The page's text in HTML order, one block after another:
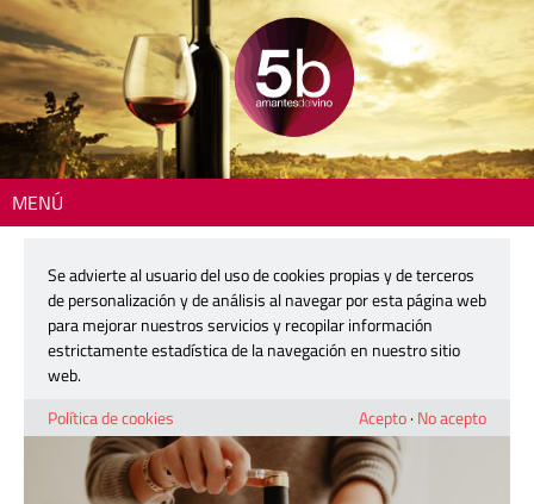
MENÚ
Veterum Tinajas
Coviñas celebra el Día Mundial del
Vino Tinto con Veterum Tinajas
27 noviembre, 2024
Se advierte al usuario del uso de cookies propias y de terceros
de personalización y de análisis al navegar por esta página web
para mejorar nuestros servicios y recopilar información
estrictamente estadística de la navegación en nuestro sitio
web.
Política de cookies
Acepto· No acepto